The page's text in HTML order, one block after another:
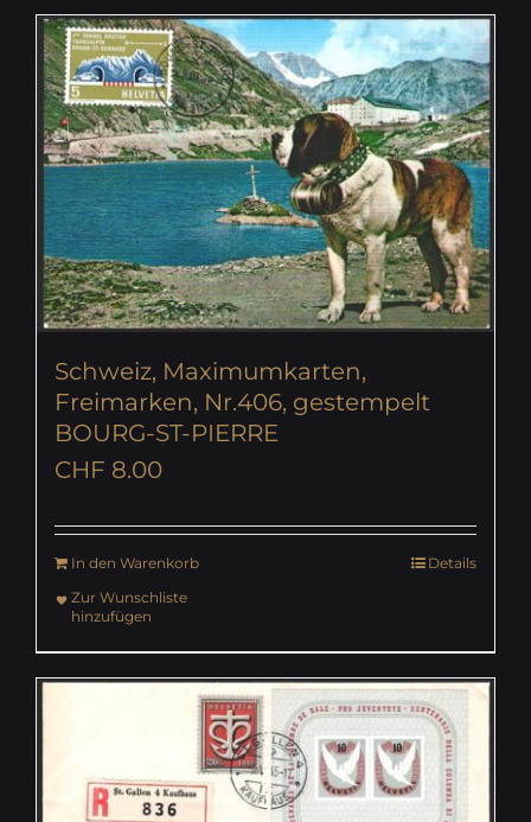
Schweiz, Maximumkarten,
Freimarken, Nr.406, gestempelt
BOURG-ST-PIERRE
CHF 8.00
In den Warenkorb
Details
Zur Wunschliste
hinzufügen